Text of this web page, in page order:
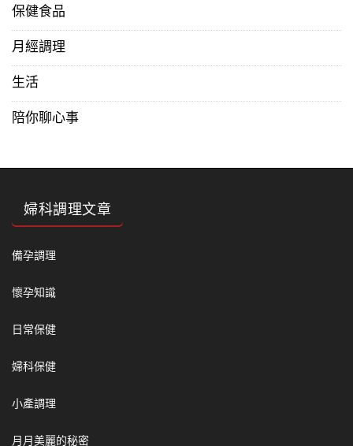
保健食品
月經調理
生活
陪你聊心事
婦科調理文章
備孕調理
懷孕知識
日常保健
婦科保健
小產調理
月月美麗的秘密